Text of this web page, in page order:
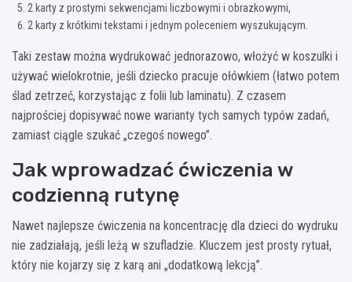
2 karty z prostymi sekwencjami liczbowymi i obrazkowymi,
2 karty z krótkimi tekstami i jednym poleceniem wyszukującym.
Taki zestaw można wydrukować jednorazowo, włożyć w koszulki i
używać wielokrotnie, jeśli dziecko pracuje ołówkiem (łatwo potem
ślad zetrzeć, korzystając z folii lub laminatu). Z czasem
najprościej dopisywać nowe warianty tych samych typów zadań,
zamiast ciągle szukać „czegoś nowego”.
Jak wprowadzać ćwiczenia w
codzienną rutynę
Nawet najlepsze ćwiczenia na koncentrację dla dzieci do wydruku
nie zadziałają, jeśli leżą w szufladzie. Kluczem jest prosty rytuał,
który nie kojarzy się z karą ani „dodatkową lekcją”.